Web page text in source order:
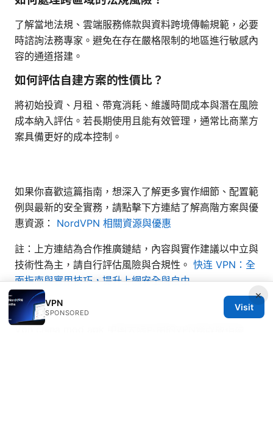
了解當地法規、雲端服務條款與資料跨境傳輸規範，必要
時諮詢法務專家。避免在存在嚴格限制的地區進行敏感內
容的通道搭建。
如何評估自建方案的性價比？
將初始投資、月租、帶寬消耗、維護時間成本與潛在風險
成本納入評估。若長期使用且能有效管理，通常比商業方
案具備更好的成本控制。
如果你喜歡這篇指南，想深入了解更多實作細節、配置範
例與最新的安全實務，請點擊下方連結了解高階方案與優
惠資源： NordVPN 相關資源與優惠
註：上方連結為合作推廣鏈結，內容與實作建議以中立與
技術性為主，請自行評估風險與合規性。 快连 VPN：全
面指南與實用技巧，提升上網安全與自由
Sources:
Vpn china mod apk 中国大陆可用的VPN修改版指南
×
VPN
SPONSORED
Visit